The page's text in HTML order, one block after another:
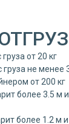
от 20 кг
не менее
от 200 кг
более 3.5 м
более 1.2 м